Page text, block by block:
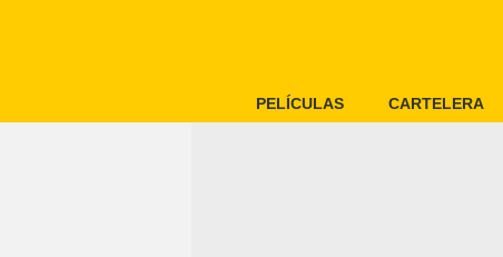
PELÍCULAS CARTELERA